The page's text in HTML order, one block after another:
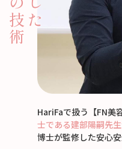
HariFaで扱う【FN美
士である建部陽嗣先
博士が監修した安心